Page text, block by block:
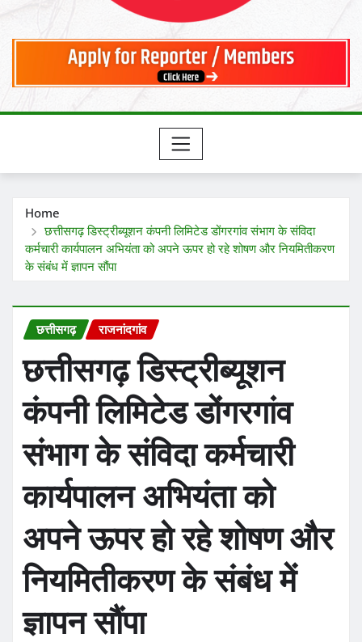
Home
छत्तीसगढ़ डिस्ट्रीब्यूशन कंपनी लिमिटेड डोंगरगांव संभाग के संविदा
कर्मचारी कार्यपालन अभियंता को अपने ऊपर हो रहे शोषण और नियमितीकरण
के संबंध में ज्ञापन सौंपा
छत्तीसगढ़ राजनांदगांव
छत्तीसगढ़ डिस्ट्रीब्यूशन
कंपनी लिमिटेड डोंगरगांव
संभाग के संविदा कर्मचारी
कार्यपालन अभियंता को
अपने ऊपर हो रहे शोषण और
नियमितीकरण के संबंध में
ज्ञापन सौंपा